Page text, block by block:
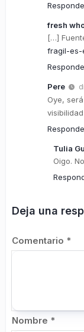
fresh
[…]
fragil-es-
Pere
Oye,
Tulia
Oigo.
Deja una
Comentario *
Nombre *